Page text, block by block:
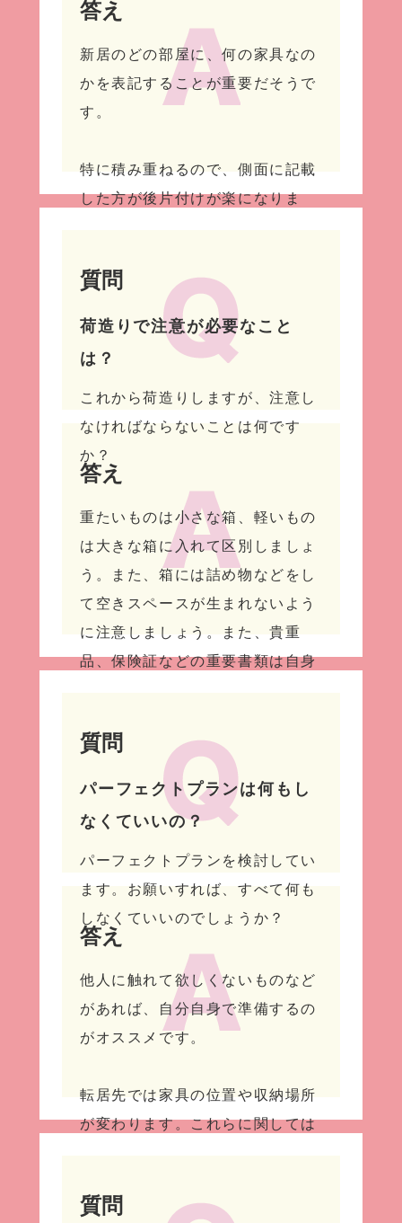
答え
新居のどの部屋に、何の家具なの
かを表記することが重要だそうで
す。
特に積み重ねるので、側面に記載
した方が後片付けが楽になりま
質問
荷造りで注意が必要なこと
は？
これから荷造りしますが、注意し
なければならないことは何です
か？
答え
重たいものは小さな箱、軽いもの
は大きな箱に入れて区別しましょ
う。また、箱には詰め物などをし
て空きスペースが生まれないよう
に注意しましょう。また、貴重
品、保険証などの重要書類は自身
質問
パーフェクトプランは何もし
なくていいの？
パーフェクトプランを検討してい
ます。お願いすれば、すべて何も
しなくていいのでしょうか？
答え
他人に触れて欲しくないものなど
があれば、自分自身で準備するの
がオススメです。
転居先では家具の位置や収納場所
が変わります。これらに関しては
質問